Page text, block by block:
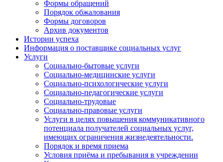
Формы обращений
Порядок обжалования
Формы договоров
Архив документов
Истории успеха
Информация о поставщике социальных услуг
Услуги
Социально-бытовые услуги
Социально-медицинские услуги
Социально-психологические услуги
Социально-педагогические услуги
Социально-трудовые
Социально-правовые услуги
Услуги в целях повышения коммуникативного
потенциала получателей социальных услуг,
имеющих ограничения жизнедеятельности.
Порядок и время приема
Условия приёма и пребывания в учреждении